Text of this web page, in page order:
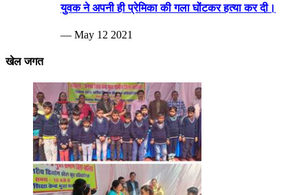
युवक ने अपनी ही प्रेमिका की गला घोंटकर हत्या कर दी।
— May 12 2021
खेल जगत